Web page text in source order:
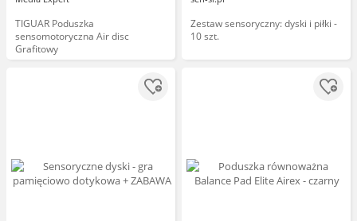
TIGUAR Poduszka
sensomotoryczna Air disc
Grafitowy
Zestaw sensoryczny: dyski i piłki -
10 szt.